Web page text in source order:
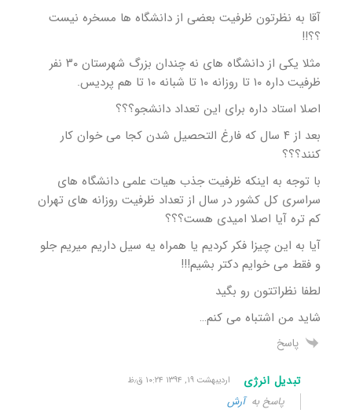
آقا به نظرتون ظرفیت بعضی از دانشگاه ها مسخره نیست
؟؟!!
مثلا یکی از دانشگاه های نه چندان بزرگ شهرستان ۳۰ نفر
ظرفیت داره ۱۰ تا روزانه ۱۰ تا شبانه ۱۰ تا هم پردیس.
اصلا استاد داره برای این تعداد دانشجو؟؟؟
بعد از ۴ سال که فارغ التحصیل شدن کجا می خوان کار
کنند؟؟؟
با توجه به اینکه ظرفیت جذب هیات علمی دانشگاه های
سراسری کل کشور در سال از تعداد ظرفیت روزانه های تهران
کم تره آیا اصلا امیدی هست؟؟؟
آیا به این چیزا فکر کردیم یا همراه یه سیل داریم میریم جلو
و فقط می خوایم دکتر بشیم!!!
لطفا نظراتتون رو بگید
شاید من اشتباه می کنم…
پاسخ
تبدیل انرژی اردیبهشت ۱۹, ۱۳۹۴ ۱۰:۲۴ ق٫ظ
پاسخ بهآرش